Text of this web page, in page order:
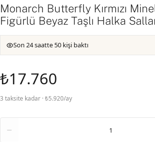
Monarch Butterfly Kırmızı
Figürlü Beyaz Taşlı Halka
Son 24 saatte 50 kişi baktı
₺17.760
3 taksite kadar · ₺5.920/ay
1